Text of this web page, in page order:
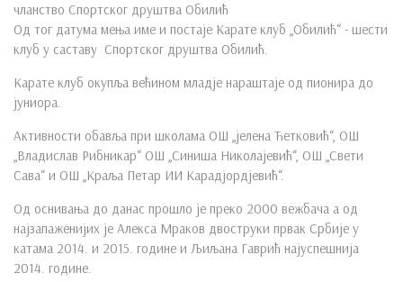
чланство Спортског друштва Обилић
Од тог датума мења име и постаје Карате клуб „Обилић“ - шести
клуб у саставу Спортског друштва Обилић.
Карате клуб окупља већином младје нараштаје од пионира до
јуниора.
Активности обавља при школама ОШ „јелена Ћетковић“, ОШ
„Владислав Рибникар“ ОШ „Синиша Николајевић“, ОШ „Свети
Сава“ и ОШ „Краља Петар ИИ Карадјордјевић“.
Од оснивања до данас прошло је преко 2000 вежбача а од
најзапаженијих је Алекса Мраков двоструки првак Србије у
катама 2014. и 2015. године и Љиљана Гаврић најуспешнија
2014. године.